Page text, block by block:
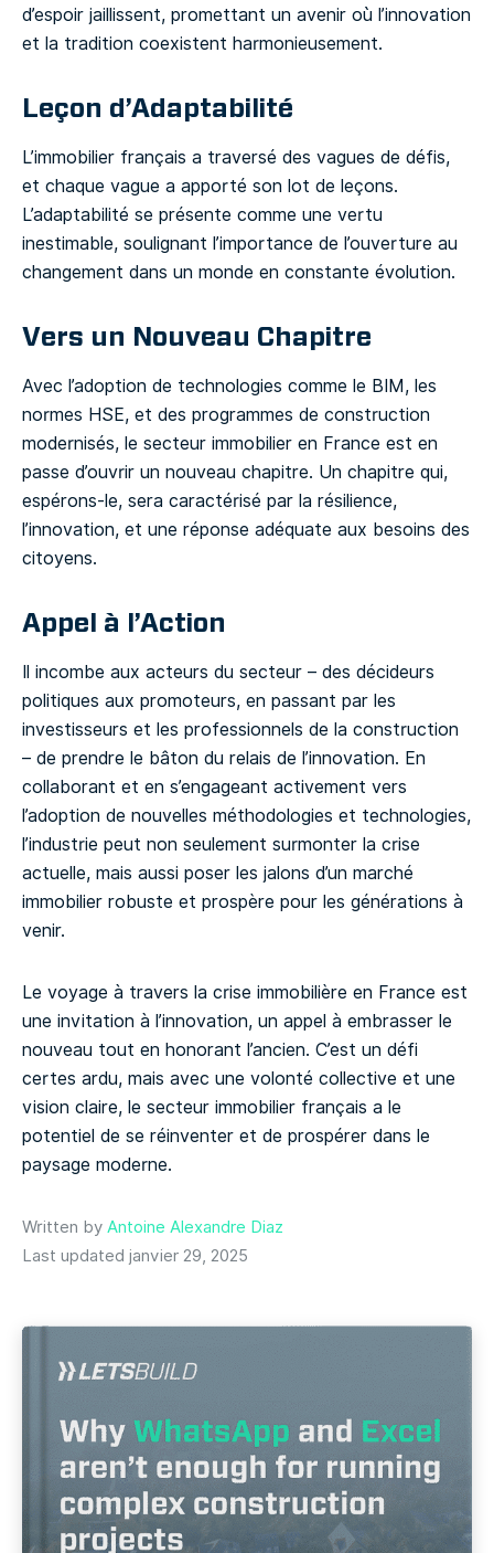
d’espoir jaillissent, promettant un avenir où l’innovation
et la tradition coexistent harmonieusement.
Leçon d’Adaptabilité
L’immobilier français a traversé des vagues de défis,
et chaque vague a apporté son lot de leçons.
L’adaptabilité se présente comme une vertu
inestimable, soulignant l’importance de l’ouverture au
changement dans un monde en constante évolution.
Vers un Nouveau Chapitre
Avec l’adoption de technologies comme le BIM, les
normes HSE, et des programmes de construction
modernisés, le secteur immobilier en France est en
passe d’ouvrir un nouveau chapitre. Un chapitre qui,
espérons-le, sera caractérisé par la résilience,
l’innovation, et une réponse adéquate aux besoins des
citoyens.
Appel à l’Action
Il incombe aux acteurs du secteur – des décideurs
politiques aux promoteurs, en passant par les
investisseurs et les professionnels de la construction
– de prendre le bâton du relais de l’innovation. En
collaborant et en s’engageant activement vers
l’adoption de nouvelles méthodologies et technologies,
l’industrie peut non seulement surmonter la crise
actuelle, mais aussi poser les jalons d’un marché
immobilier robuste et prospère pour les générations à
venir.
Le voyage à travers la crise immobilière en France est
une invitation à l’innovation, un appel à embrasser le
nouveau tout en honorant l’ancien. C’est un défi
certes ardu, mais avec une volonté collective et une
vision claire, le secteur immobilier français a le
potentiel de se réinventer et de prospérer dans le
paysage moderne.
Written byAntoine Alexandre Diaz
Last updated janvier 29, 2025